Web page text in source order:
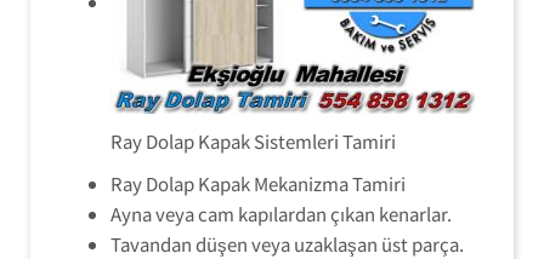
Ray Dolap Kapak Sistemleri Tamiri
Ray Dolap Kapak Mekanizma Tamiri
Ayna veya cam kapılardan çıkan kenarlar.
Tavandan düşen veya uzaklaşan üst parça.